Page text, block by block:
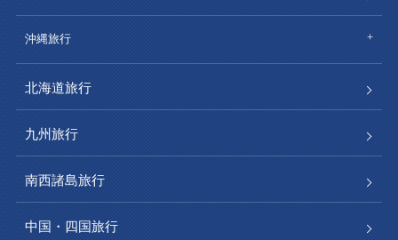
沖縄旅行
北海道旅行
九州旅行
南西諸島旅行
中国・四国旅行